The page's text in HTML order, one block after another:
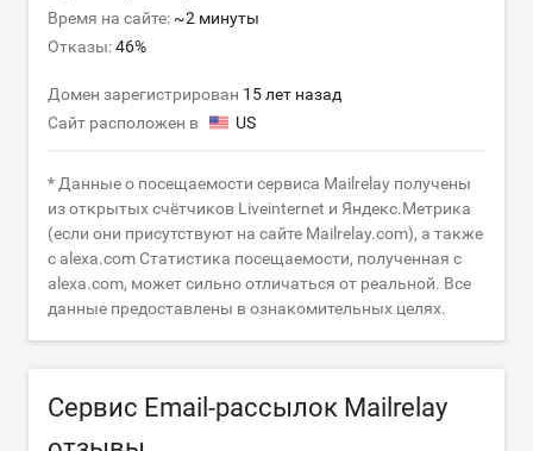
Время на сайте: ~2 минуты
Отказы:46%
Домен зарегистрирован 15 лет назад
Сайт расположен в
US
* Данные о посещаемости сервиса Mailrelay получены
из открытых счётчиков Liveinternet и Яндекс.Метрика
(если они присутствуют на сайте Mailrelay.com), а также
с alexa.com Статистика посещаемости, полученная с
alexa.com, может сильно отличаться от реальной. Все
данные предоставлены в ознакомительных целях.
Сервис Email-рассылок Mailrelay